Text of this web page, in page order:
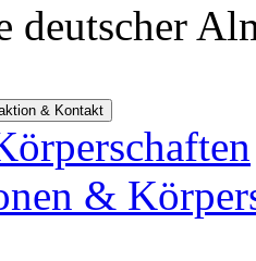
& Kontakt
&